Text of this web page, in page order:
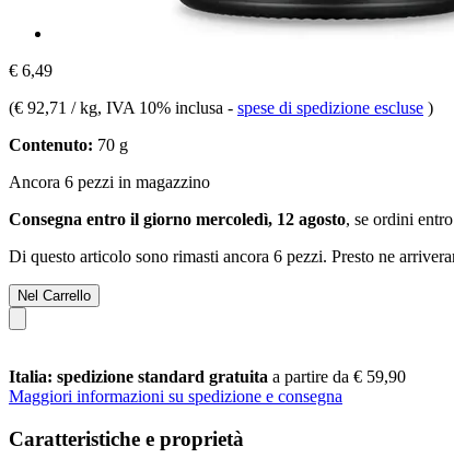
€ 6,49
(€ 92,71 / kg, IVA 10% inclusa - spese di spedizione escluse )
Contenuto: 70 g
Ancora 6 pezzi in magazzino
Consegna entro il giorno mercoledì, 12 agosto, se ordini entro
Di questo articolo sono rimasti ancora 6 pezzi. Presto ne
Nel Carrello
Italia: spedizione standard gratuita a partire da € 59,90
Maggiori informazioni su spedizione e consegna
Caratteristiche e proprietà